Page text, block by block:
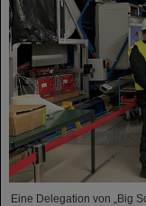
Eine Delegation von „Big